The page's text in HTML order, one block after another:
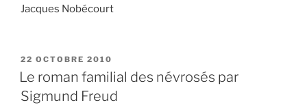
Jacques Nobécourt
PUBLIÉ
LE
22 OCTOBRE 2010
Le roman familial des névrosés par
Sigmund Freud